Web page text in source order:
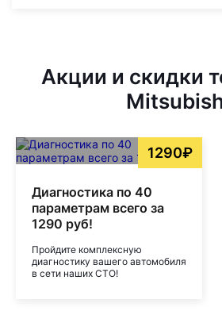
Акции и скидки
1290₽
Диагностика по 40
параметрам всего за
1290 руб!
Пройдите комплексную
диагностику вашего автомобиля
в сети наших СТО!